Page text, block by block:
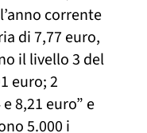
corrente
di 7,77 euro,
il livello 3 del
euro; 2
8,21 euro” e
5.000 i